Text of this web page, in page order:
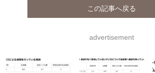
この記事へ戻る
advertisement